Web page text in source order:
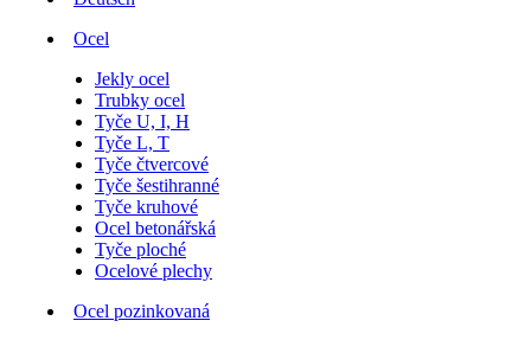
Ocel
Jekly ocel
Trubky ocel
Tyče U, I, H
Tyče L, T
Tyče čtvercové
Tyče šestihranné
Tyče kruhové
Ocel betonářská
Tyče ploché
Ocelové plechy
Ocel pozinkovaná